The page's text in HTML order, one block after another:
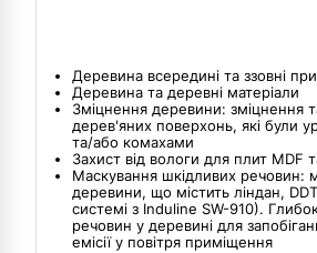
Деревина всередині та ззовні
Деревина та деревні матеріали
Зміцнення деревини: зміцнення та
дерев'яних поверхонь, які були
та/або комахами
Захист від вологи для плит MDF
Маскування шкідливих речовин:
деревини, що містить ліндан,
системі з Induline SW-910).
речовин у деревині для
емісії у повітря приміщення